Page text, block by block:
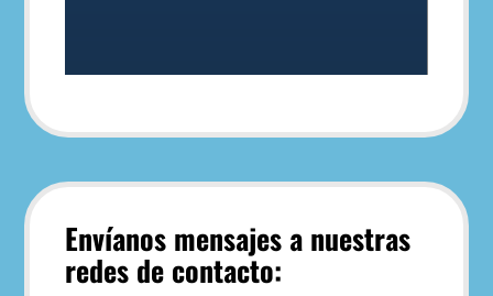
Envíanos mensajes a nuestras
redes de contacto: